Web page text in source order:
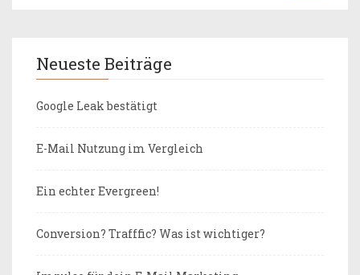
Neueste Beiträge
Google Leak bestätigt
E-Mail Nutzung im Vergleich
Ein echter Evergreen!
Conversion? Trafffic? Was ist wichtiger?